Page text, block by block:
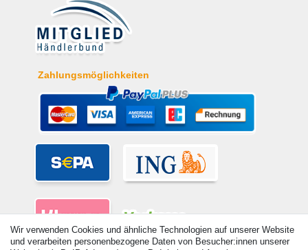
Zahlungsmöglichkeiten
Wir verwenden Cookies und ähnliche Technologien auf unserer Website
und verarbeiten personenbezogene Daten von Besucher:innen unserer